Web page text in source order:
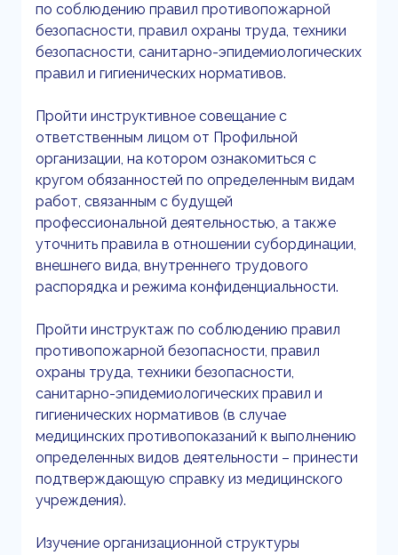
по соблюдению правил противопожарной
безопасности, правил охраны труда, техники
безопасности, санитарно-эпидемиологических
правил и гигиенических нормативов.
Пройти инструктивное совещание с
ответственным лицом от Профильной
организации, на котором ознакомиться с
кругом обязанностей по определенным видам
работ, связанным с будущей
профессиональной деятельностью, а также
уточнить правила в отношении субординации,
внешнего вида, внутреннего трудового
распорядка и режима конфиденциальности.
Пройти инструктаж по соблюдению правил
противопожарной безопасности, правил
охраны труда, техники безопасности,
санитарно-эпидемиологических правил и
гигиенических нормативов (в случае
медицинских противопоказаний к выполнению
определенных видов деятельности – принести
подтверждающую справку из медицинского
учреждения).
Изучение организационной структуры